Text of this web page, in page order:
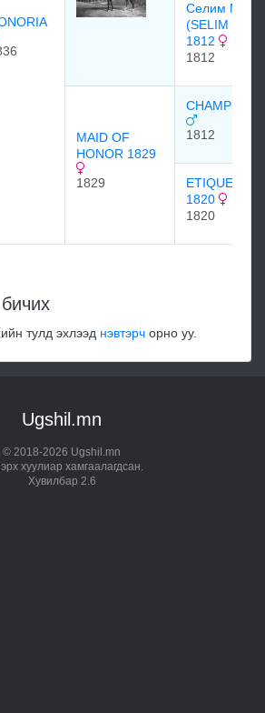
Селим Меа
(SELIM
1812
1812
MAID OF
HONOR 1829
1829
CHAMPION
1812
ETIQUETTE
1820
1820
тулд эхлээд нэвтэрч орно уу.
Ugshil.mn
© 2018-2026 Ugshil.mn
хуулиар хамгаалагдсан.
Хувилбар 2.6